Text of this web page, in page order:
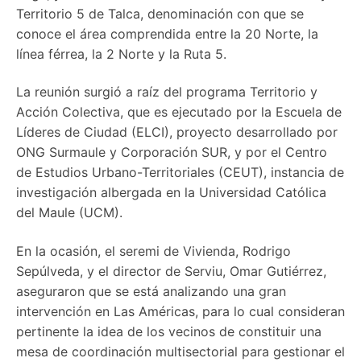
Territorio 5 de Talca, denominación con que se
conoce el área comprendida entre la 20 Norte, la
línea férrea, la 2 Norte y la Ruta 5.
La reunión surgió a raíz del programa Territorio y
Acción Colectiva, que es ejecutado por la Escuela de
Líderes de Ciudad (ELCI), proyecto desarrollado por
ONG Surmaule y Corporación SUR, y por el Centro
de Estudios Urbano-Territoriales (CEUT), instancia de
investigación albergada en la Universidad Católica
del Maule (UCM).
En la ocasión, el seremi de Vivienda, Rodrigo
Sepúlveda, y el director de Serviu, Omar Gutiérrez,
aseguraron que se está analizando una gran
intervención en Las Américas, para lo cual consideran
pertinente la idea de los vecinos de constituir una
mesa de coordinación multisectorial para gestionar el